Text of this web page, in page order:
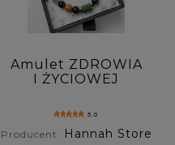
Amulet ZDROWIA
I ŻYCIOWEJ
bransoletka męska
z jaspisu
obrazkowego,
5.0
Producent: Hannah Store